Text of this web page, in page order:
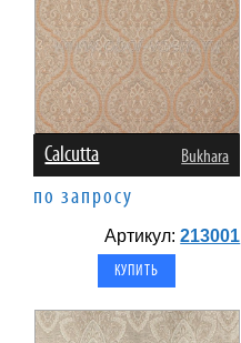
Calcutta Bukhara
по запросу
Артикул:213001